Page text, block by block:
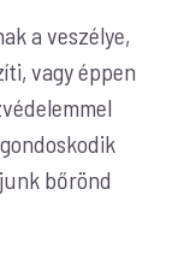
a veszélye,
vagy éppen
bőrönd